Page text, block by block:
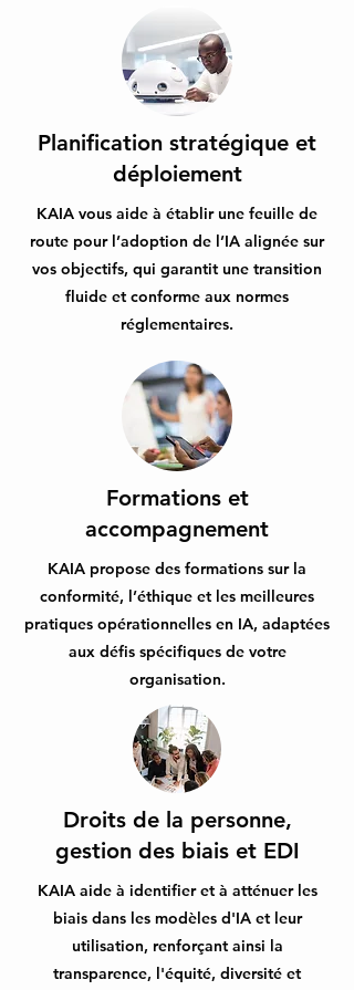
Planification stratégique et
déploiement
KAIA vous aide à établir une feuille de
route pour l’adoption de l’IA alignée sur
vos objectifs, qui garantit une transition
fluide et conforme aux normes
réglementaires.
Formations et
accompagnement
KAIA propose des formations sur la
conformité, l’éthique et les meilleures
pratiques opérationnelles en IA, adaptées
aux défis spécifiques de votre
organisation.
Droits de la personne,
gestion des biais et EDI
KAIA aide à identifier et à atténuer les
biais dans les modèles d'IA et leur
utilisation, renforçant ainsi la
transparence, l'équité, diversité et